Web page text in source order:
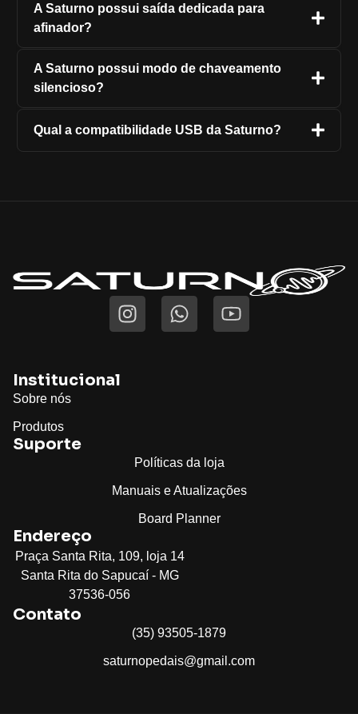
A Saturno possui saída dedicada para
afinador?
A Saturno possui modo de chaveamento
silencioso?
Qual a compatibilidade USB da Saturno?
Institucional
Sobre nós
Produtos
Suporte
Políticas da loja
Manuais e Atualizações
Board Planner
Endereço
Praça Santa Rita, 109, loja 14
Santa Rita do Sapucaí - MG
37536-056
Contato
(35) 93505-1879
saturnopedais@gmail.com